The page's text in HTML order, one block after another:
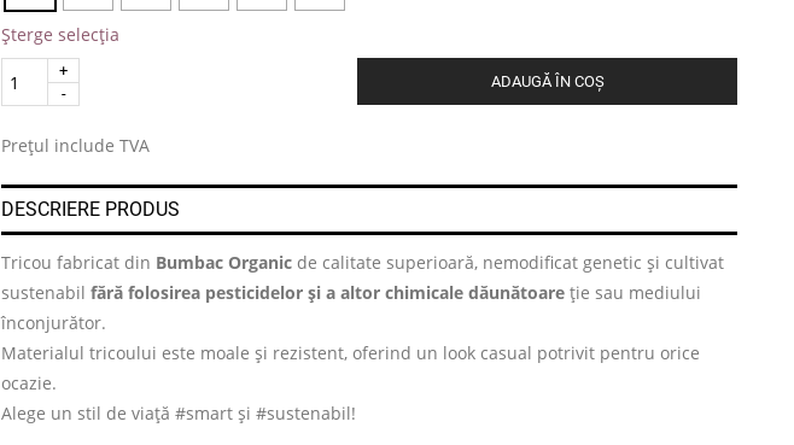
Șterge selecția
Quantity
ADAUGĂ ÎN COȘ
Prețul include TVA
DESCRIERE PRODUS
Tricou fabricat din Bumbac Organic de calitate superioară, nemodificat genetic și cultivat
sustenabil fără folosirea pesticidelor și a altor chimicale dăunătoare ție sau mediului
înconjurător.
Materialul tricoului este moale și rezistent, oferind un look casual potrivit pentru orice
ocazie.
Alege un stil de viață #smart și #sustenabil!